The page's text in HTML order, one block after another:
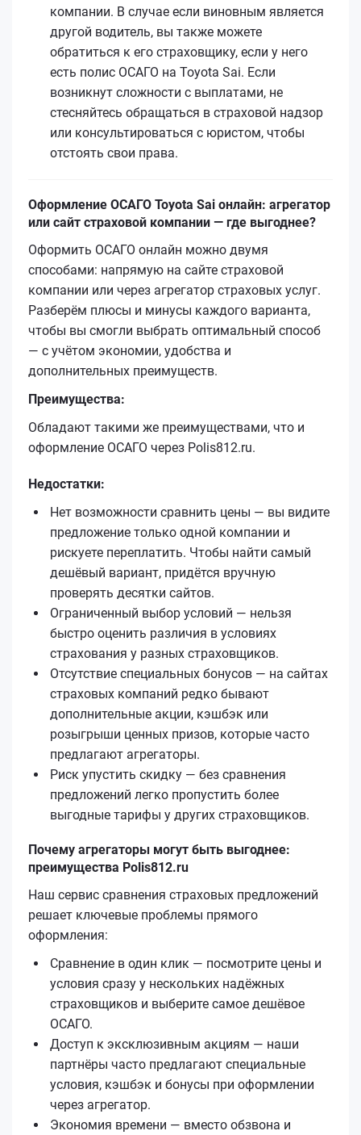
компании. В случае если виновным является
другой водитель, вы также можете
обратиться к его страховщику, если у него
есть полис ОСАГО на Toyota Sai. Если
возникнут сложности с выплатами, не
стесняйтесь обращаться в страховой надзор
или консультироваться с юристом, чтобы
отстоять свои права.
Оформление ОСАГО Toyota Sai онлайн: агрегатор
или сайт страховой компании — где выгоднее?
Оформить ОСАГО онлайн можно двумя
способами: напрямую на сайте страховой
компании или через агрегатор страховых услуг.
Разберём плюсы и минусы каждого варианта,
чтобы вы смогли выбрать оптимальный способ
— с учётом экономии, удобства и
дополнительных преимуществ.
Преимущества:
Обладают такими же преимуществами, что и
оформление ОСАГО через Polis812.ru.
Недостатки:
Нет возможности сравнить цены — вы видите
предложение только одной компании и
рискуете переплатить. Чтобы найти самый
дешёвый вариант, придётся вручную
проверять десятки сайтов.
Ограниченный выбор условий — нельзя
быстро оценить различия в условиях
страхования у разных страховщиков.
Отсутствие специальных бонусов — на сайтах
страховых компаний редко бывают
дополнительные акции, кэшбэк или
розыгрыши ценных призов, которые часто
предлагают агрегаторы.
Риск упустить скидку — без сравнения
предложений легко пропустить более
выгодные тарифы у других страховщиков.
Почему агрегаторы могут быть выгоднее:
преимущества Polis812.ru
Наш сервис сравнения страховых предложений
решает ключевые проблемы прямого
оформления:
Сравнение в один клик — посмотрите цены и
условия сразу у нескольких надёжных
страховщиков и выберите самое дешёвое
ОСАГО.
Доступ к эксклюзивным акциям — наши
партнёры часто предлагают специальные
условия, кэшбэк и бонусы при оформлении
через агрегатор.
Экономия времени — вместо обзвона и